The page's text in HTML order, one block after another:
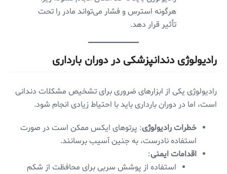
هرگونه استرس و فشار می‌تواند مادر را تحت
تأثیر قرار دهد.
رادیولوژی دندانپزشکی در دوران بارداری
رادیولوژی یکی از ابزارهای ضروری برای تشخیص مشکلات دندانی
است، اما در دوران بارداری باید با احتیاط زیادی انجام شود.
خطرات رادیولوژی: پرتوهای ایکس ممکن است در صورت
استفاده نادرست، به جنین آسیب برسانند.
اقدامات ایمنی:
استفاده از پوشش سربی برای محافظت از شکم